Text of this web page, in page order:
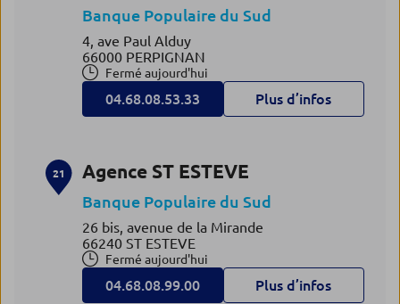
Banque Populaire du Sud
4, ave Paul Alduy
66000 PERPIGNAN
Fermé aujourd'hui
04.68.08.53.33 Plus d’infos
21 Agence ST ESTEVE
Banque Populaire du Sud
26 bis, avenue de la Mirande
66240 ST ESTEVE
Fermé aujourd'hui
04.68.08.99.00 Plus d’infos